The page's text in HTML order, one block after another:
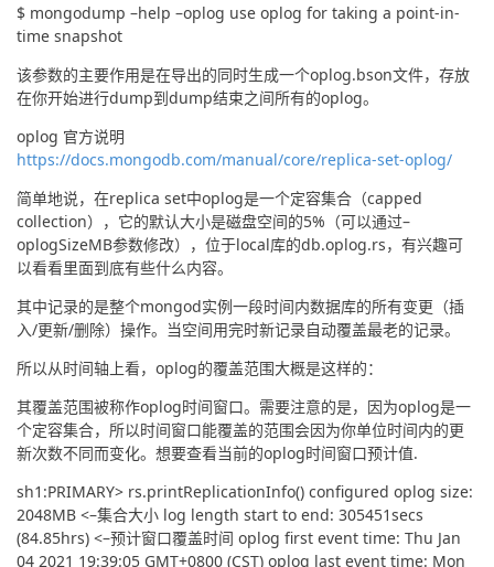
$ mongodump –help –oplog use oplog for taking a point-in-
time snapshot
该参数的主要作用是在导出的同时生成一个oplog.bson文件，存放
在你开始进行dump到dump结束之间所有的oplog。
oplog 官方说明
https://docs.mongodb.com/manual/core/replica-set-oplog/
简单地说，在replica set中oplog是一个定容集合（capped
collection），它的默认大小是磁盘空间的5%（可以通过–
oplogSizeMB参数修改），位于local库的db.oplog.rs，有兴趣可
以看看里面到底有些什么内容。
其中记录的是整个mongod实例一段时间内数据库的所有变更（插
入/更新/删除）操作。当空间用完时新记录自动覆盖最老的记录。
所以从时间轴上看，oplog的覆盖范围大概是这样的：
其覆盖范围被称作oplog时间窗口。需要注意的是，因为oplog是一
个定容集合，所以时间窗口能覆盖的范围会因为你单位时间内的更
新次数不同而变化。想要查看当前的oplog时间窗口预计值.
sh1:PRIMARY> rs.printReplicationInfo() configured oplog size:
2048MB <–集合大小 log length start to end: 305451secs
(84.85hrs) <–预计窗口覆盖时间 oplog first event time: Thu Jan
04 2021 19:39:05 GMT+0800 (CST) oplog last event time: Mon